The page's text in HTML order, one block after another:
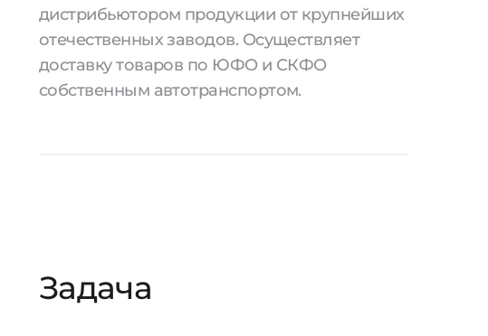
дистрибьютором продукции от крупнейших
отечественных заводов. Осуществляет
доставку товаров по ЮФО и СКФО
собственным автотранспортом.
Задача